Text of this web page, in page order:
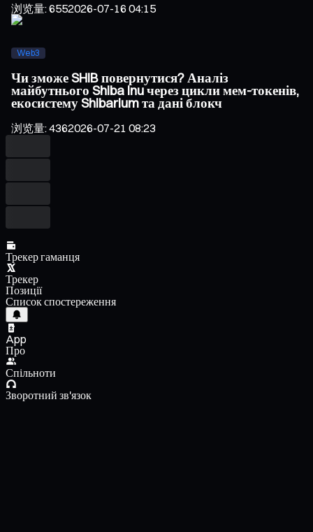
浏览量:6552026-07-16 04:15
Web3
Чи зможе SHIB повернутися? Аналіз
майбутнього Shiba Inu через цикли мем-токенів,
екосистему Shibarium та дані блокч
浏览量:4362026-07-21 08:23
Трекер гаманця
Трекер
Позиції
Список спостереження
App
Про
Спільноти
Зворотний зв'язок